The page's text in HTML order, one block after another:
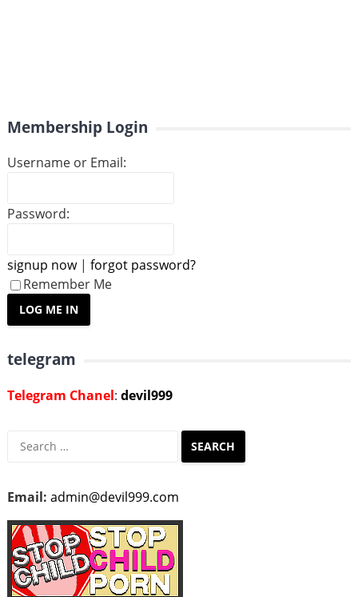
Membership Login
Username or Email:
Password:
signup now| forgot password?
Remember Me
telegram
Telegram Chanel: devil999
Search
Email: admin@devil999.com